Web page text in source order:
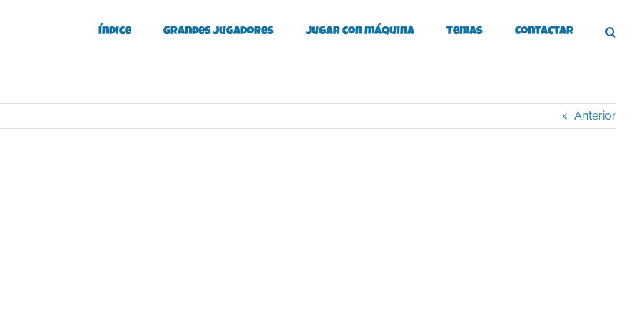
Índice Grandes Jugadores Jugar con máquina Temas Contactar
Anterior